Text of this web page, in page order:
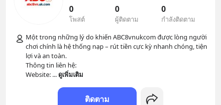
0
โพสต์
0
ผู้ติดตาม
0
กำลังติดตาม
Một trong những lý do khiến ABC8vnukcom được lòng người
chơi chính là hệ thống nạp – rút tiền cực kỳ nhanh chóng, tiện
lợi và an toàn.
Thông tin liên hệ:
Website: ... ดูเพิ่มเติม
ติดตาม